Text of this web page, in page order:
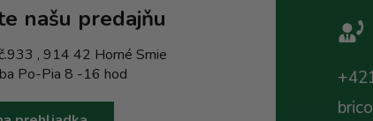
našu predajňu
, 914 42 Horné Srnie
Po-Pia 8 -16 hod